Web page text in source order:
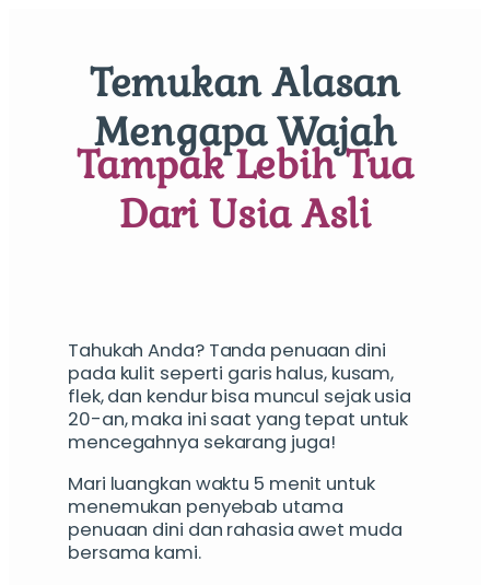
Temukan Alasan
Mengapa Wajah
Tampak Lebih Tua
Dari Usia Asli
Tahukah Anda? Tanda penuaan dini
pada kulit seperti garis halus, kusam,
flek, dan kendur bisa muncul sejak usia
20-an, maka ini saat yang tepat untuk
mencegahnya sekarang juga!
Mari luangkan waktu 5 menit untuk
menemukan penyebab utama
penuaan dini dan rahasia awet muda
bersama kami.